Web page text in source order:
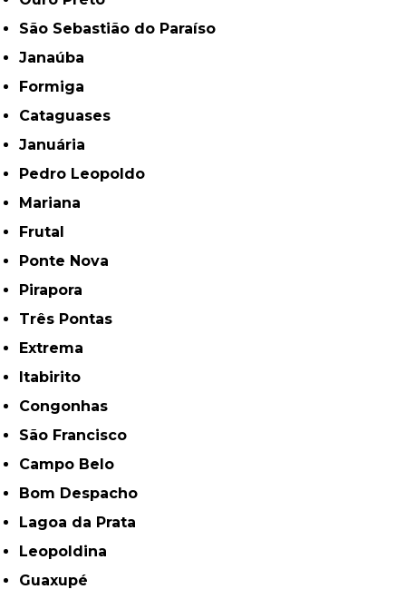
São Sebastião do Paraíso
Janaúba
Formiga
Cataguases
Januária
Pedro Leopoldo
Mariana
Frutal
Ponte Nova
Pirapora
Três Pontas
Extrema
Itabirito
Congonhas
São Francisco
Campo Belo
Bom Despacho
Lagoa da Prata
Leopoldina
Guaxupé